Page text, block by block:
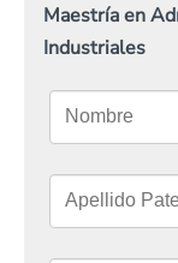
Maestría en
Industriales